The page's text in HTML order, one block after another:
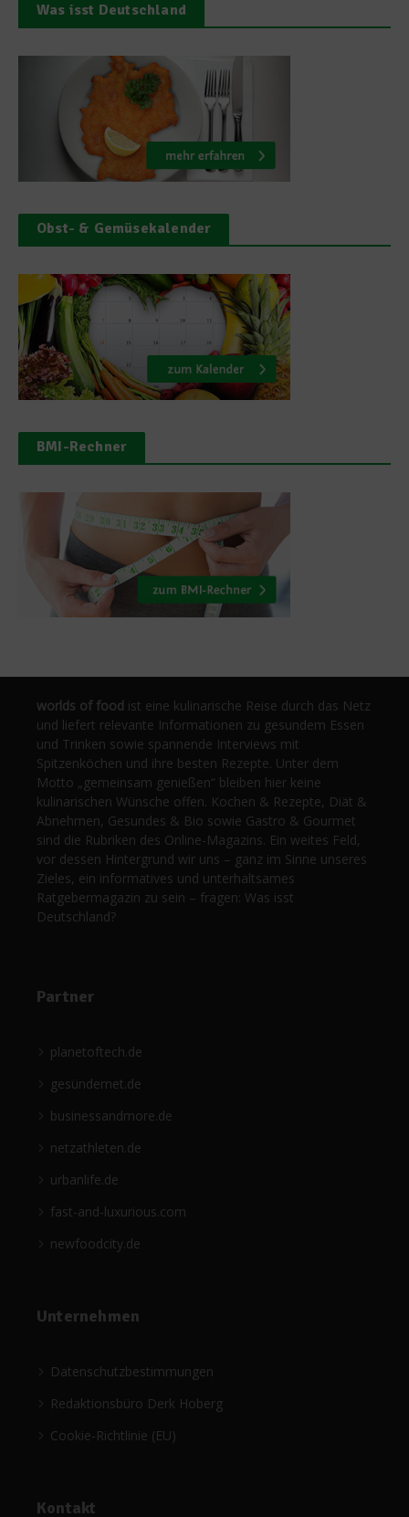
Was isst Deutschland
Obst- & Gemüsekalender
BMI-Rechner
worlds of food ist eine kulinarische Reise durch das Netz
und liefert relevante Informationen zu gesundem Essen
und Trinken sowie spannende Interviews mit
Spitzenköchen und ihre besten Rezepte. Unter dem
Motto „gemeinsam genießen“ bleiben hier keine
kulinarischen Wünsche offen. Kochen & Rezepte, Diät &
Abnehmen, Gesundes & Bio sowie Gastro & Gourmet
sind die Rubriken des Online-Magazins. Ein weites Feld,
vor dessen Hintergrund wir uns – ganz im Sinne unseres
Zieles, ein informatives und unterhaltsames
Ratgebermagazin zu sein – fragen: Was isst
Deutschland?
Partner
planetoftech.de
gesündernet.de
businessandmore.de
netzathleten.de
urbanlife.de
fast-and-luxurious.com
newfoodcity.de
Unternehmen
Datenschutzbestimmungen
Redaktionsbüro Derk Hoberg
Cookie-Richtlinie (EU)
Kontakt